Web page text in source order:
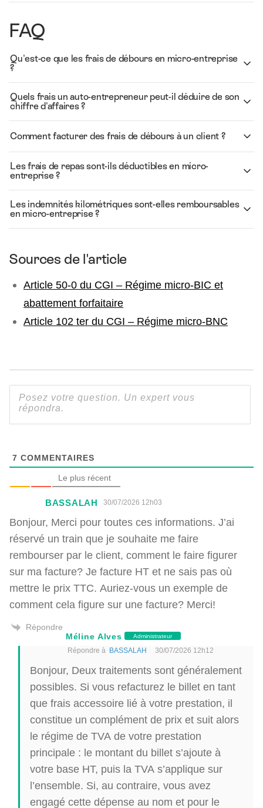
FAQ
Qu'est-ce que les frais de débours en micro-entreprise
?
Quels frais un auto-entrepreneur peut-il déduire de son
chiffre d'affaires ?
Comment facturer des frais de débours à un client ?
Les frais de repas sont-ils déductibles en micro-
entreprise ?
Les indemnités kilométriques sont-elles remboursables
en micro-entreprise ?
Sources de l'article
Article 50-0 du CGI – Régime micro-BIC et
abattement forfaitaire
Article 102 ter du CGI – Régime micro-BNC
7 COMMENTAIRES
Le plus récent
BASSALAH 30/07/2026 12h03
Bonjour, Merci pour toutes ces informations. J’ai
réservé un train que je souhaite me faire
rembourser par le client, comment le faire figurer
sur ma facture? Je facture HT et ne sais pas où
mettre le prix TTC. Auriez-vous un exemple de
comment cela figure sur une facture? Merci!
Répondre
Méline Alves
Administrateur
Répondre à BASSALAH 30/07/2026 12h12
Bonjour, Deux traitements sont généralement
possibles. Si vous refacturez le billet en tant
que frais accessoire lié à votre prestation, il
constitue un complément de prix et suit alors
le régime de TVA de votre prestation
principale : le montant du billet s’ajoute à
votre base HT, puis la TVA s’applique sur
l’ensemble. Si, au contraire, vous avez
engagé cette dépense au nom et pour le